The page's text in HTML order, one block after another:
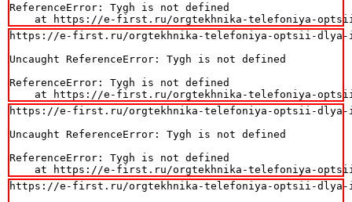
ReferenceError: Tygh is not defined
at https://e-first.ru/orgtekhnika-telefoniya-
https://e-first.ru/orgtekhnika-telefoniya-optsii-dlya-
Uncaught ReferenceError: Tygh is not defined
ReferenceError: Tygh is not defined
at https://e-first.ru/orgtekhnika-telefoniya-
https://e-first.ru/orgtekhnika-telefoniya-optsii-dlya-
Uncaught ReferenceError: Tygh is not defined
ReferenceError: Tygh is not defined
at https://e-first.ru/orgtekhnika-telefoniya-
https://e-first.ru/orgtekhnika-telefoniya-optsii-dlya-